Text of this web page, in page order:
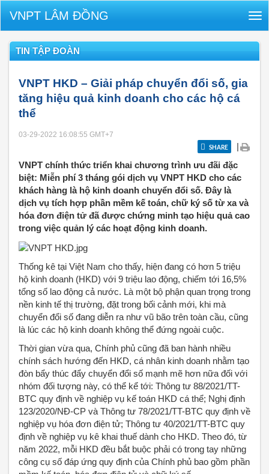
VNPT LÂM ĐỒNG
TIN TẬP ĐOÀN
VNPT HKD – Giải pháp chuyển đổi số, gia
tăng hiệu quả kinh doanh cho các hộ cá
thể
03-29-2022 16:08:55 GMT+7
SHARE
|
VNPT chính thức triển khai chương trình ưu đãi đặc
biệt: Miễn phí 3 tháng gói dịch vụ VNPT HKD cho các
khách hàng là hộ kinh doanh chuyển đổi số. Đây là
dịch vụ tích hợp phần mềm kế toán, chữ ký số từ xa và
hóa đơn điện tử đã được chứng minh tạo hiệu quả cao
trong việc quản lý các hoạt động kinh doanh.
Thống kê tại Việt Nam cho thấy, hiện đang có hơn 5 triệu
hộ kinh doanh (HKD) với 9 triệu lao động, chiếm tới 16,5%
tổng số lao động cả nước. Là một bộ phận quan trọng trong
nền kinh tế thị trường, đặt trong bối cảnh mới, khi mà
chuyển đổi số đang diễn ra như vũ bão trên toàn cầu, cũng
là lúc các hộ kinh doanh không thể đứng ngoài cuộc.
Thời gian vừa qua, Chính phủ cũng đã ban hành nhiều
chính sách hướng đến HKD, cá nhân kinh doanh nhằm tạo
đòn bẩy thúc đẩy chuyển đổi số mạnh mẽ hơn nữa đối với
nhóm đối tượng này, có thể kể tới: Thông tư 88/2021/TT-
BTC quy định về nghiệp vụ kế toán HKD cá thể; Nghị định
123/2020/NĐ-CP và Thông tư 78/2021/TT-BTC quy định về
nghiệp vụ hóa đơn điện tử; Thông tư 40/2021/TT-BTC quy
định về nghiệp vụ kê khai thuế dành cho HKD. Theo đó, từ
năm 2022, mỗi HKD đều bắt buộc phải có trong tay những
công cụ số đáp ứng quy định của Chính phủ bao gồm phần